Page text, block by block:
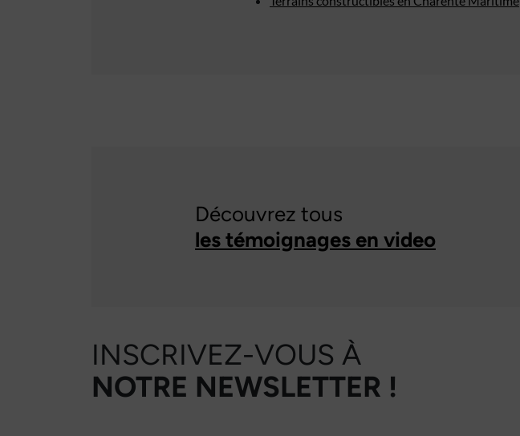
Découvrez tous
les témoignages en video
INSCRIVEZ-VOUS À
NOTRE NEWSLETTER !